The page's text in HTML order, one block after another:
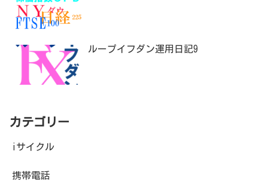
ループイフダン運用日記9
カテゴリー
iサイクル
携帯電話